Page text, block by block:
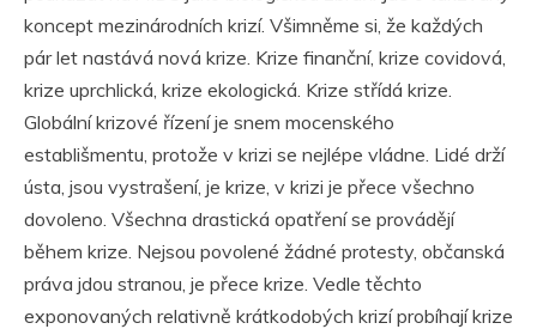
koncept mezinárodních krizí. Všimněme si, že každých
pár let nastává nová krize. Krize finanční, krize covidová,
krize uprchlická, krize ekologická. Krize střídá krize.
Globální krizové řízení je snem mocenského
establišmentu, protože v krizi se nejlépe vládne. Lidé drží
ústa, jsou vystrašení, je krize, v krizi je přece všechno
dovoleno. Všechna drastická opatření se provádějí
během krize. Nejsou povolené žádné protesty, občanská
práva jdou stranou, je přece krize. Vedle těchto
exponovaných relativně krátkodobých krizí probíhají krize